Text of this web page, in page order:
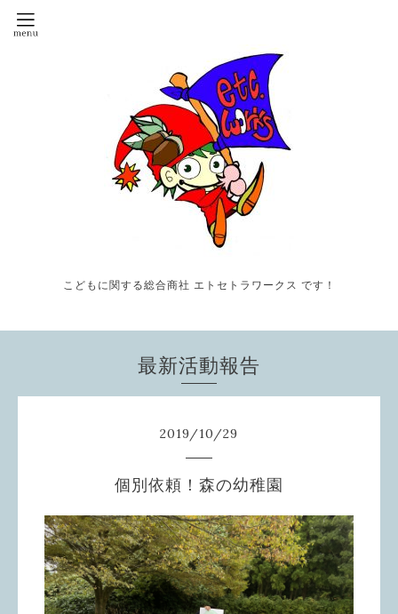
こどもに関する総合商社 エトセトラワークス です！
最新活動報告
2019/10/29
個別依頼！森の幼稚園